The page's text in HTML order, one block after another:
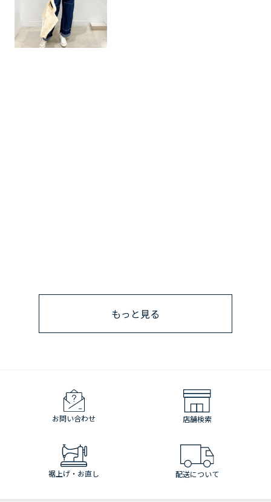
もっと見る
お問い合わせ 店舗検索
裾上げ・お直し 配送について